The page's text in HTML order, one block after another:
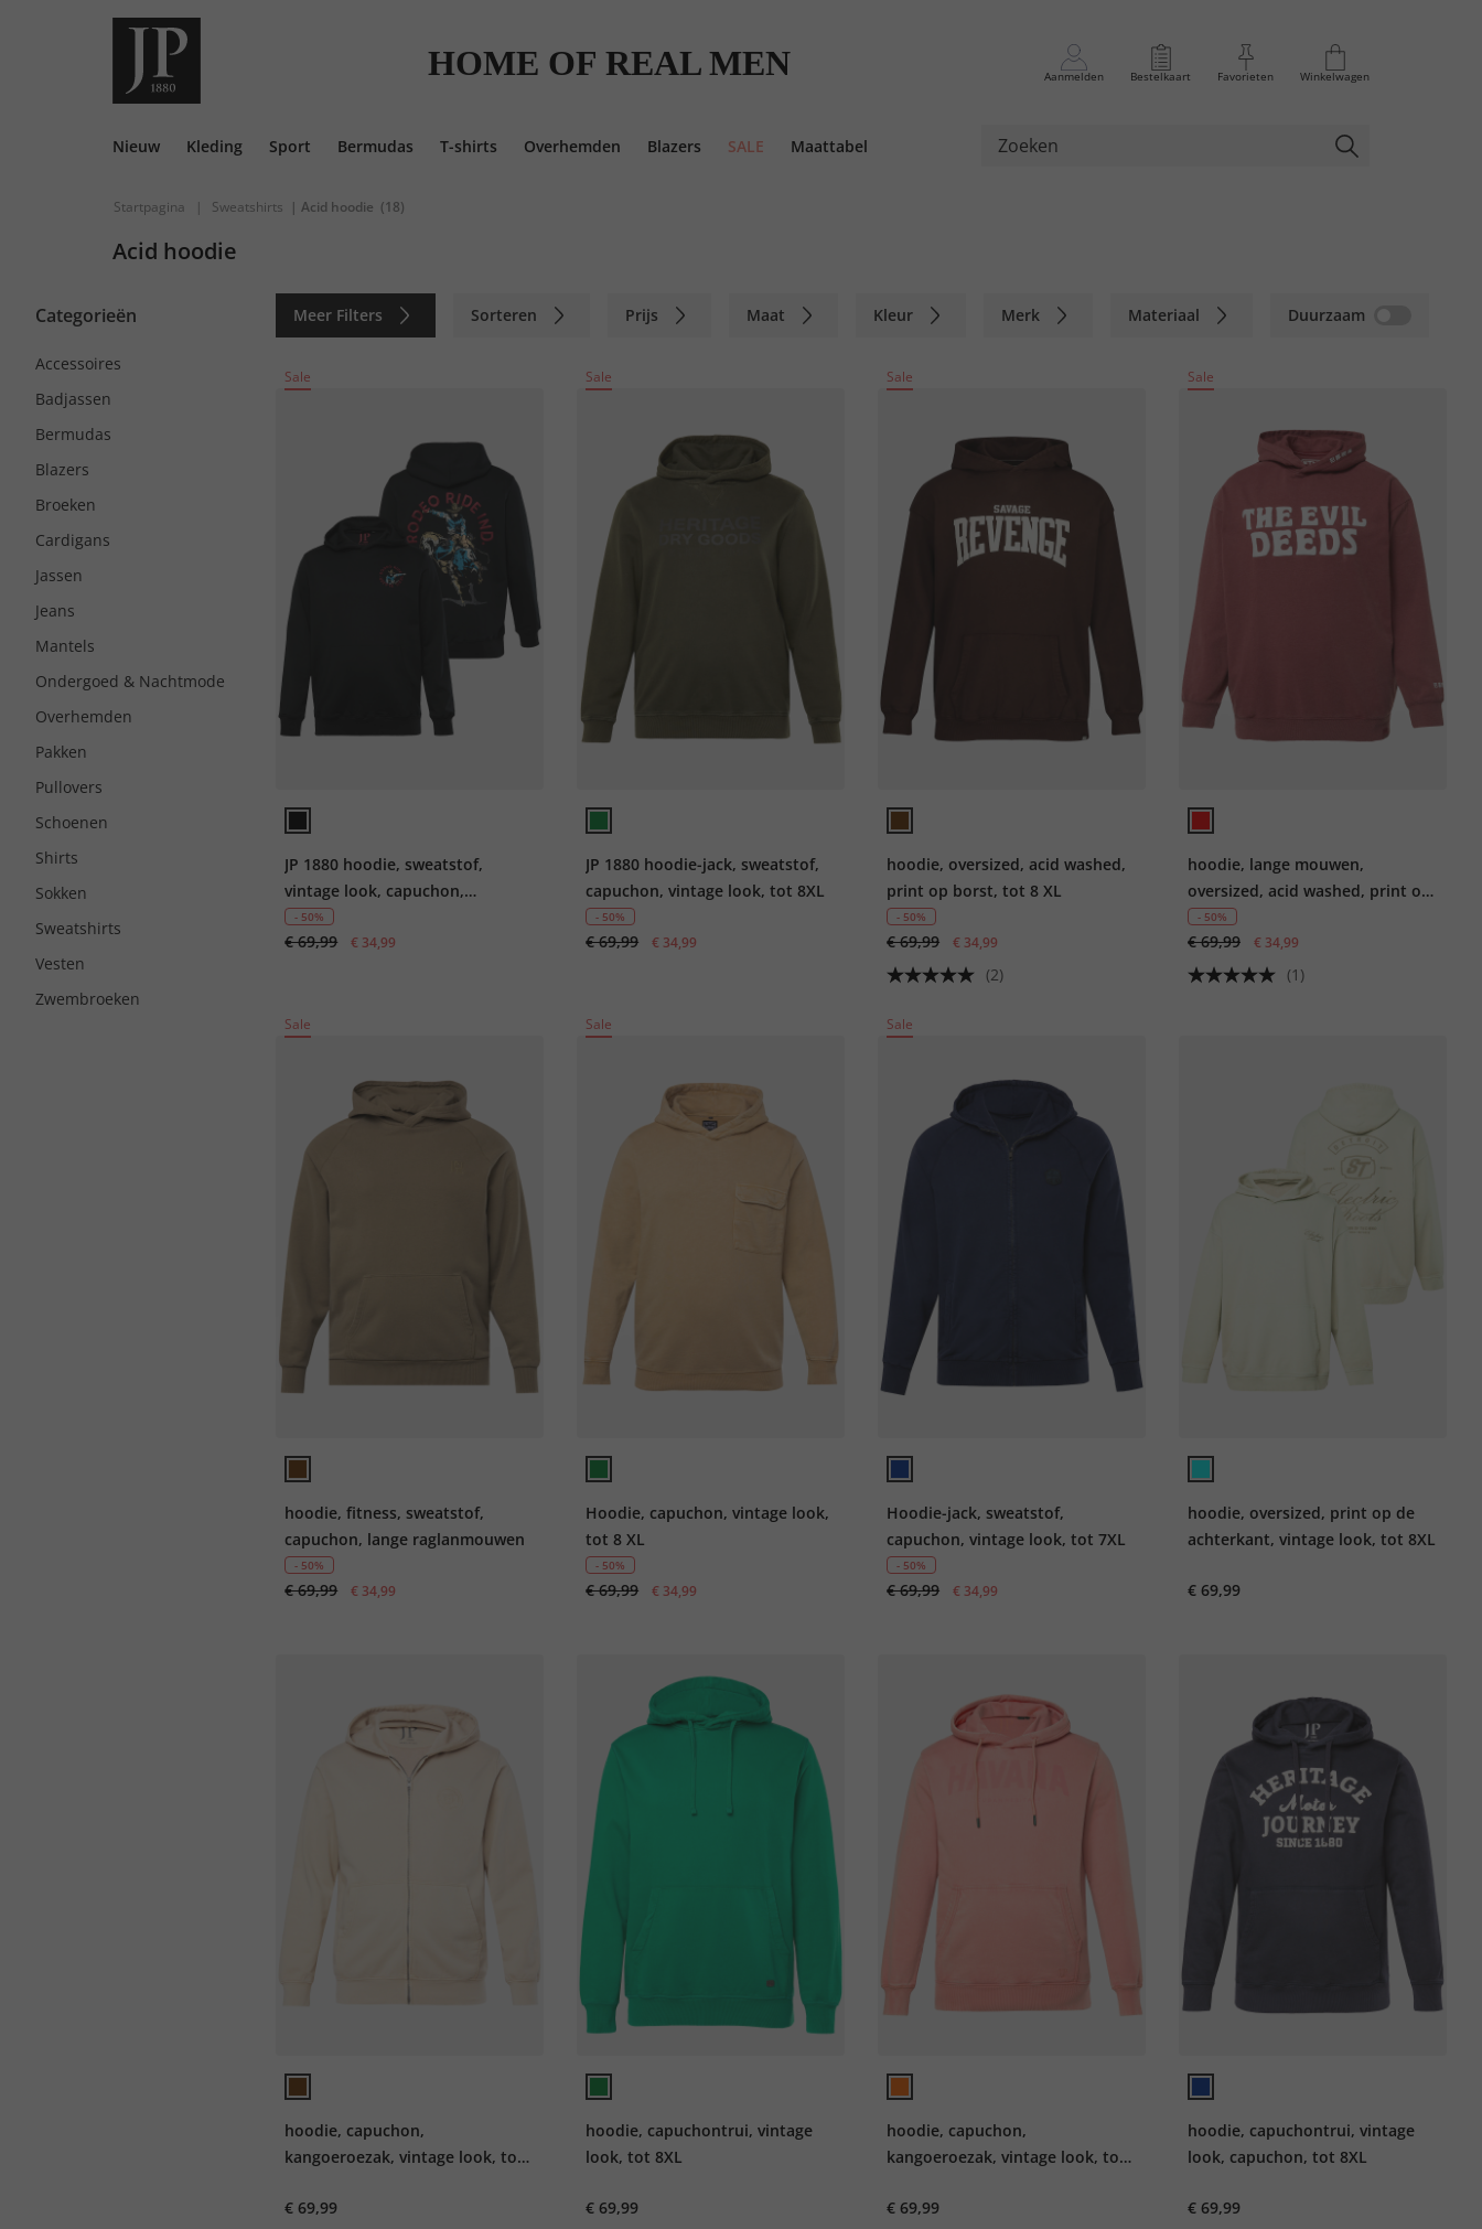
HOME OF REAL MEN Aanmelden Bestelkaart Favorieten Winkelwagen
Nieuw Kleding Sport Bermudas T-shirts Overhemden Blazers SALE Maattabel
Startpagina | Sweatshirts | Acid hoodie (18)
Acid hoodie
Categorieën Meer Filters Sorteren Prijs Maat Kleur Duurzaam
Merk Materiaal
Accessoires
Badjassen
Bermudas
Blazers
Broeken
Cardigans
Jassen
Jeans
Mantels
Ondergoed & Nachtmode
Overhemden
Pakken
Pullovers
Schoenen
Shirts
Sokken
Sweatshirts
Vesten
Zwembroeken
Sale
JP 1880 hoodie, sweatstof,
vintage look, capuchon,
rugprint, tot 8XL
- 50%
€ 69,99 € 34,99
Sale
JP 1880 hoodie-jack, sweatstof,
capuchon, vintage look, tot 8XL
- 50%
€ 69,99 € 34,99
Sale
hoodie, oversized, acid washed,
print op borst, tot 8 XL
- 50%
€ 69,99 € 34,99
(2)
Sale
hoodie, lange mouwen,
oversized, acid washed, print op
borst, tot 8 XL
- 50%
€ 69,99 € 34,99
(1)
Sale
hoodie, fitness, sweatstof,
capuchon, lange raglanmouwen
- 50%
€ 69,99 € 34,99
Sale
Hoodie, capuchon, vintage look,
tot 8 XL
- 50%
€ 69,99 € 34,99
Sale
Hoodie-jack, sweatstof,
capuchon, vintage look, tot 7XL
- 50%
€ 69,99 € 34,99
hoodie, oversized, print op de
achterkant, vintage look, tot 8XL
€ 69,99
hoodie, capuchon,
kangoeroezak, vintage look, tot
€ 69,99
hoodie, capuchontrui, vintage
look, tot 8XL
€ 69,99
hoodie, capuchon,
kangoeroezak, vintage look, tot
€ 69,99
hoodie, capuchontrui, vintage
look, capuchon, tot 8XL
€ 69,99